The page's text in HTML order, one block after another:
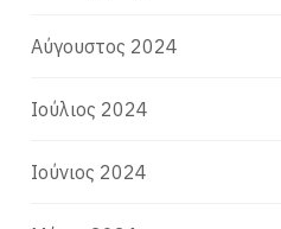
Αύγουστος 2024
Ιούλιος 2024
Ιούνιος 2024